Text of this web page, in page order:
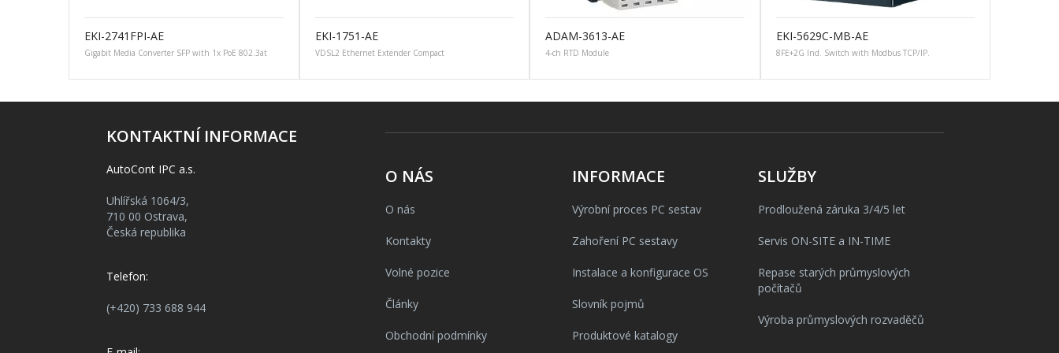
EKI-2741FPI-AE
Gigabit Media Converter SFP with 1x PoE 802.3at
EKI-1751-AE
VDSL2 Ethernet Extender Compact
ADAM-3613-AE
4-ch RTD Module
EKI-5629C-MB-AE
8FE+2G Ind. Switch with Modbus TCP/IP.
KONTAKTNÍ INFORMACE
AutoCont IPC a.s.
Uhlířská 1064/3,
710 00 Ostrava,
Česká republika
Telefon:
(+420) 733 688 944
O NÁS
O nás
Kontakty
Volné pozice
Články
Obchodní podmínky
INFORMACE
Výrobní proces PC sestav
Zahoření PC sestavy
Instalace a konfigurace OS
Slovník pojmů
Produktové katalogy
SLUŽBY
Prodloužená záruka 3/4/5 let
Servis ON-SITE a IN-TIME
Repase starých průmyslových
počítačů
Výroba průmyslových rozvaděčů